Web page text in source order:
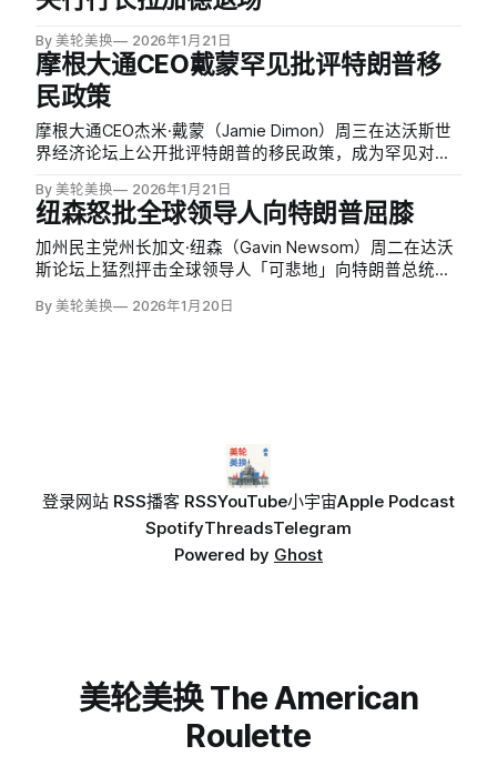
By 美轮美换 2026年1月21日
摩根大通CEO戴蒙罕见批评特朗普移
民政策
摩根大通CEO杰米·戴蒙（Jamie Dimon）周三在达沃斯世
界经济论坛上公开批评特朗普的移民政策，成为罕见对总
普控制边境的努力，但对移民和海关执法局（ICE）的执法
方式表达强烈不满。
By 美轮美换 2026年1月21日
纽森怒批全球领导人向特朗普屈膝
加州民主党州长加文·纽森（Gavin Newsom）周二在达沃
斯论坛上猛烈抨击全球领导人「可悲地」向特朗普总统屈
世界领导人带一堆护膝，现在到处都在送皇冠、颁诺贝尔
By 美轮美换 2026年1月20日
登录网站 RSS播客 RSSYouTube小宇宙Apple Podcast
SpotifyThreadsTelegram
Powered by Ghost
美轮美换 The American
Roulette